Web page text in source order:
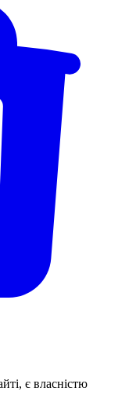
є власністю